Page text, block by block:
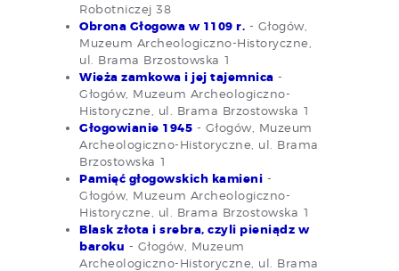
Robotniczej 38
Obrona Głogowa w 1109 r. - Głogów,
Muzeum Archeologiczno-Historyczne,
ul. Brama Brzostowska 1
Wieża zamkowa i jej tajemnica -
Głogów, Muzeum Archeologiczno-
Historyczne, ul. Brama Brzostowska 1
Głogowianie 1945 - Głogów, Muzeum
Archeologiczno-Historyczne, ul. Brama
Brzostowska 1
Pamięć głogowskich kamieni -
Głogów, Muzeum Archeologiczno-
Historyczne, ul. Brama Brzostowska 1
Blask złota i srebra, czyli pieniądz w
baroku - Głogów, Muzeum
Archeologiczno-Historyczne, ul. Brama